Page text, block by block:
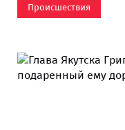
Происшествия